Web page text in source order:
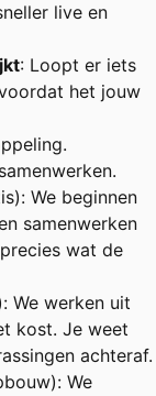
live en
: Loopt er iets
het jouw
We beginnen
samenwerken
wat de
We werken uit
kost. Je weet
achteraf.
We